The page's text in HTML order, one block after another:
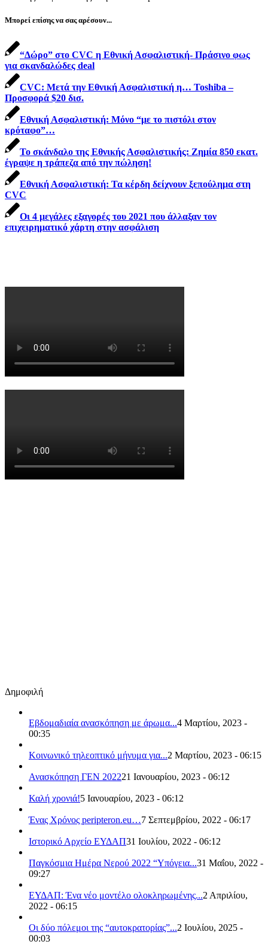
Μπορεί επίσης να σας αρέσουν...
“Δώρο” στο CVC η Εθνική Ασφαλιστική- Πράσινο φως
για σκανδαλώδες deal
CVC: Μετά την Εθνική Ασφαλιστική η… Toshiba –
Προσφορά $20 δισ.
Εθνική Ασφαλιστική: Μόνο “με το πιστόλι στον
κρόταφο”…
Το σκάνδαλο της Εθνικής Ασφαλιστικής: Ζημία 850 εκατ.
έγραψε η τράπεζα από την πώληση!
Εθνική Ασφαλιστική: Τα κέρδη δείχνουν ξεπούλημα στη
CVC
Οι 4 μεγάλες εξαγορές του 2021 που άλλαξαν τον
επιχειρηματικό χάρτη στην ασφάλιση
Δημοφιλή
Εβδομαδιαία ανασκόπηση με άρωμα...4 Μαρτίου, 2023 -
00:35
Κοινωνικό τηλεοπτικό μήνυμα για...2 Μαρτίου, 2023 - 06:15
Ανασκόπηση ΓΕΝ 202221 Ιανουαρίου, 2023 - 06:12
Καλή χρονιά!5 Ιανουαρίου, 2023 - 06:12
Ένας Χρόνος peripteron.eu…7 Σεπτεμβρίου, 2022 - 06:17
Ιστορικό Αρχείο ΕΥΔΑΠ31 Ιουλίου, 2022 - 06:12
Παγκόσμια Ημέρα Νερού 2022 “Υπόγεια...31 Μαΐου, 2022 -
09:27
ΕΥΔΑΠ: Ένα νέο μοντέλο ολοκληρωμένης...2 Απριλίου,
2022 - 06:15
Οι δύο πόλεμοι της “αυτοκρατορίας”...2 Ιουλίου, 2025 -
00:03